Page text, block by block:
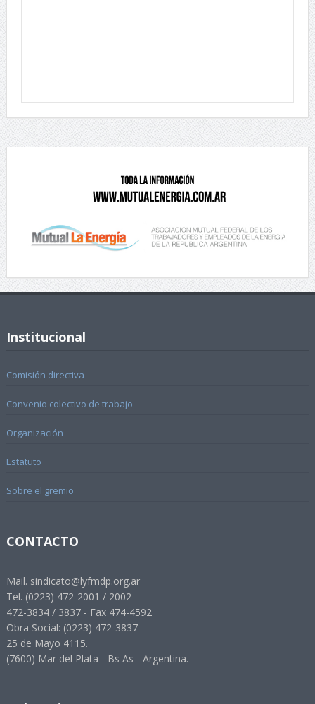
Institucional
Comisión directiva
Convenio colectivo de trabajo
Organización
Estatuto
Sobre el gremio
CONTACTO
Mail. sindicato@lyfmdp.org.ar
Tel. (0223) 472-2001 / 2002
472-3834 / 3837 - Fax 474-4592
Obra Social: (0223) 472-3837
25 de Mayo 4115.
(7600) Mar del Plata - Bs As - Argentina.